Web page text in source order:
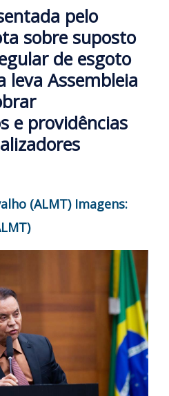
pelo
sobre suposto
de esgoto
leva Assembleia
e providências
(ALMT) Imagens: